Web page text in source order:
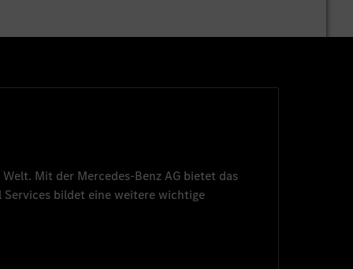
Mit der Mercedes-Benz AG bietet das
Services bildet eine weitere wichtige